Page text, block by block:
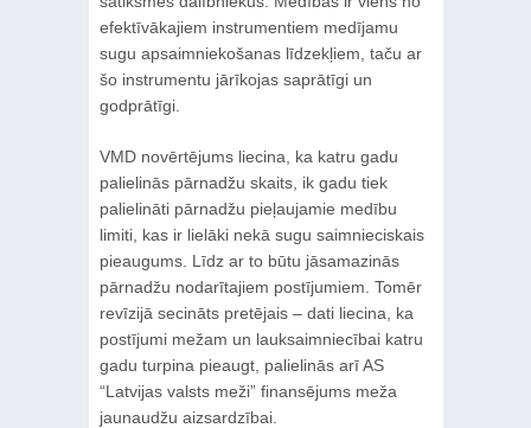
efektīvākajiem instrumentiem medījamu
sugu apsaimniekošanas līdzekļiem, taču ar
šo instrumentu jārīkojas saprātīgi un
godprātīgi.
VMD novērtējums liecina, ka katru gadu
palielinās pārnadžu skaits, ik gadu tiek
palielināti pārnadžu pieļaujamie medību
limiti, kas ir lielāki nekā sugu saimnieciskais
pieaugums. Līdz ar to būtu jāsamazinās
pārnadžu nodarītajiem postījumiem. Tomēr
revīzijā secināts pretējais – dati liecina, ka
postījumi mežam un lauksaimniecībai katru
gadu turpina pieaugt, palielinās arī AS
“Latvijas valsts meži” finansējums meža
jaunaudžu aizsardzībai.